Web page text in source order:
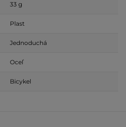
33 g
Plast
Jednoduchá
Oceľ
Bicykel